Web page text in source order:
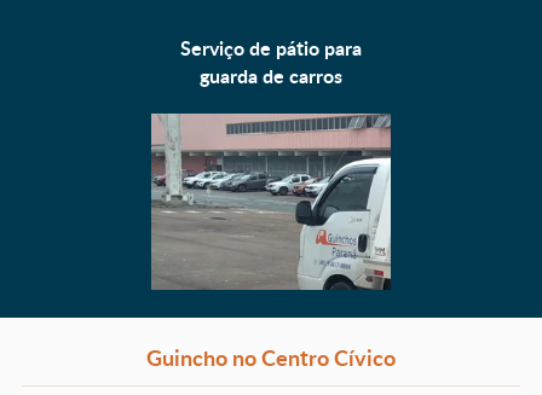
Serviço de pátio para
guarda de carros
Guincho no Centro Cívico